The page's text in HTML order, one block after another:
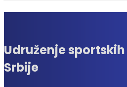
Udruženje
Srbije